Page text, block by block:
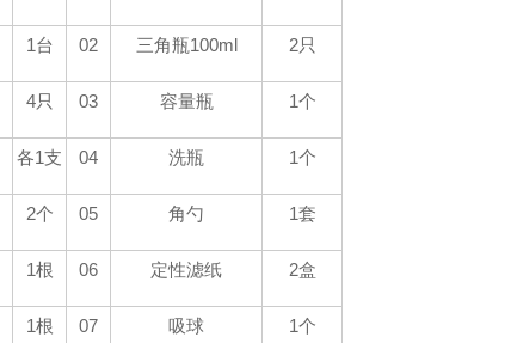
1台 02 三角瓶100ml 2只
4只 03 容量瓶 1个
各1支 04 洗瓶 1个
2个 05 角勺 1套
1根 06 定性滤纸 2盒
1根 07 吸球 1个